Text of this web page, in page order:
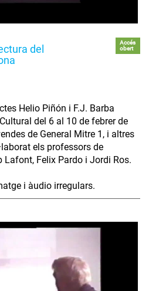
del
Accés
obert
Helio Piñón i F.J. Barba
del 6 al 10 de febrer de
de General Mitre 1, i altres
els professors de
Lafont, Felix Pardo i Jordi Ros.
i àudio irregulars.